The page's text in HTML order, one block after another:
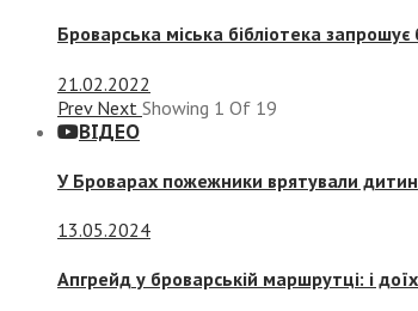
Броварська міська бібліотека
21.02.2022
Prev Next Showing 1 Of 19
ВІДЕО
У Броварах пожежники врятували
13.05.2024
Апгрейд у броварській маршрутці: і